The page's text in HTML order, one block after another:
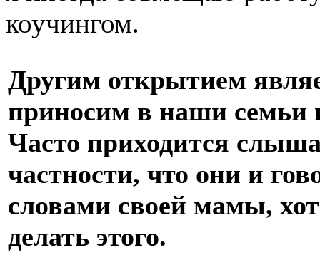
коучингом.
Другим открытием
приносим в наши семьи
Часто приходится
частности, что они и
словами своей мамы,
делать этого.